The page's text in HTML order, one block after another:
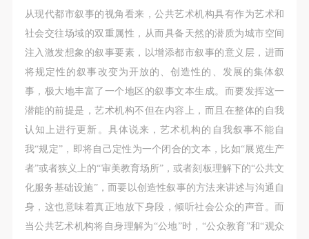
从现代都市叙事的视角看来，公共艺术机构具有作为艺术和
社会交往场域的双重属性，从而具备天然的潜质为城市空间
注入激发想象的叙事要素，以增添都市叙事的意义层，进而
将规定性的叙事改变为开放的、创造性的、发展的集体叙
事，极大地丰富了一个地区的叙事文本生成。而要发挥这一
潜能的前提是，艺术机构不但在内容上，而且在整体的自我
认知上进行更新。具体说来，艺术机构的自我叙事不能自
我“规定”，即将自己定性为一个闭合的文本，比如“展览生产
者”或者狭义上的“审美教育场所”，或者刻板理解下的“公共文
化服务基础设施”，而要以创造性叙事的方法来讲述与沟通自
身，这也意味着真正地放下身段，倾听社会公众的声音。而
当公共艺术机构将自身理解为“公地”时，“公众教育”和“观众